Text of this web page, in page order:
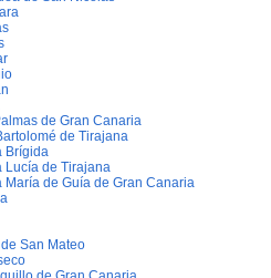
de Gran Canaria
de Tirajana
Brí­gida
Lucí­a de Tirajana
Marí­a de Guí­a de Gran Canaria
San Mateo